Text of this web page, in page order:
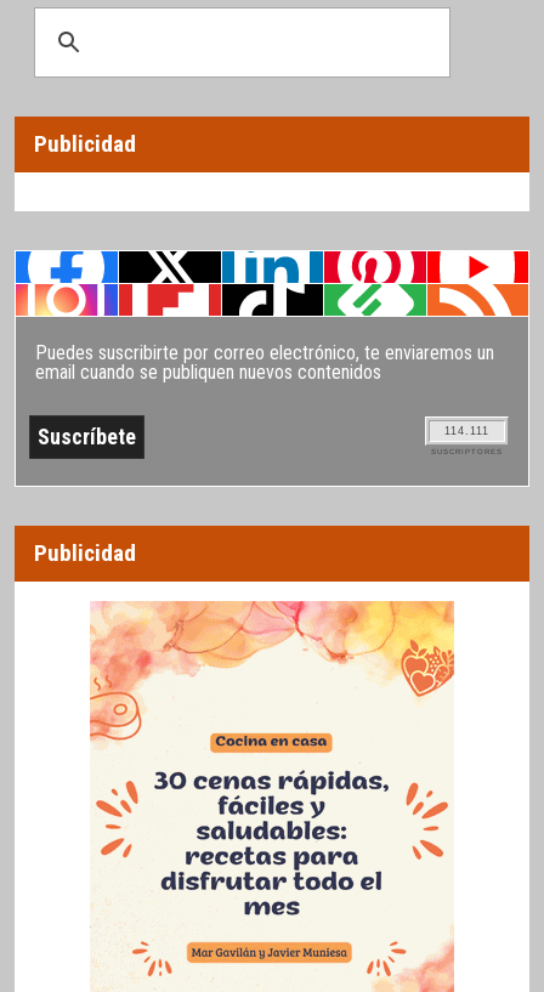
Publicidad
Puedes suscribirte por correo electrónico, te enviaremos un
email cuando se publiquen nuevos contenidos
114.111
SUSCRIPTORES
Publicidad